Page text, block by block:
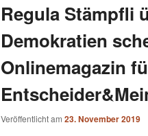
Regula Stämpfli
Demokratien
Onlinemagazin
Veröffentlicht am 23. November 2019